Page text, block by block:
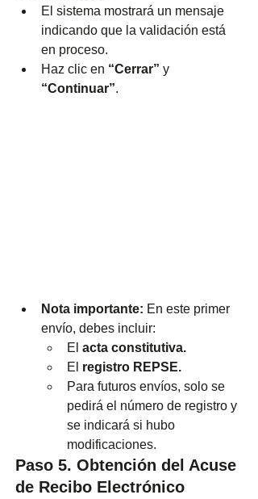
El sistema mostrará un mensaje
indicando que la validación está
en proceso.
Haz clic en “Cerrar” y
“Continuar”.
Nota importante: En este primer
envío, debes incluir:
El acta constitutiva.
El registro REPSE.
Para futuros envíos, solo se
pedirá el número de registro y
se indicará si hubo
modificaciones.
Paso 5. Obtención del Acuse
de Recibo Electrónico